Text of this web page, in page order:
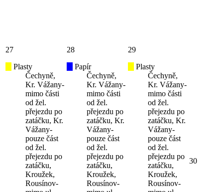
27
Plasty
Čechyně,
Kr. Vážany-
mimo části
od žel.
přejezdu po
zatáčku, Kr.
Vážany-
pouze část
od žel.
přejezdu po
zatáčku,
Kroužek,
Rousínov-
28
Papír
Čechyně,
Kr. Vážany-
mimo části
od žel.
přejezdu po
zatáčku, Kr.
Vážany-
pouze část
od žel.
přejezdu po
zatáčku,
Kroužek,
Rousínov-
29
Plasty
Čechyně,
Kr. Vážany-
mimo části
od žel.
přejezdu po
zatáčku, Kr.
Vážany-
pouze část
od žel.
přejezdu po
zatáčku,
Kroužek,
Rousínov-
30